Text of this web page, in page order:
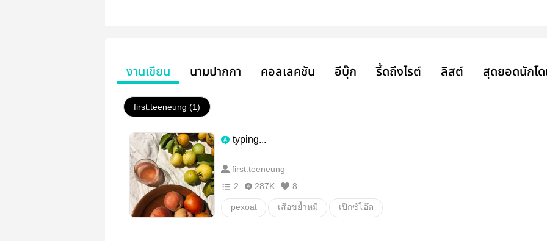
งานเขียน นามปากกา คอลเลคชัน อีบุ๊ก รี้ดถึงไรต์ ลิสต์ สุดยอดนักโ
first.teeneung (1)
typing...
first.teeneung
2
287K 8
pexoat เสือขย้ำหมี เป๊กซ์โอ๊ต